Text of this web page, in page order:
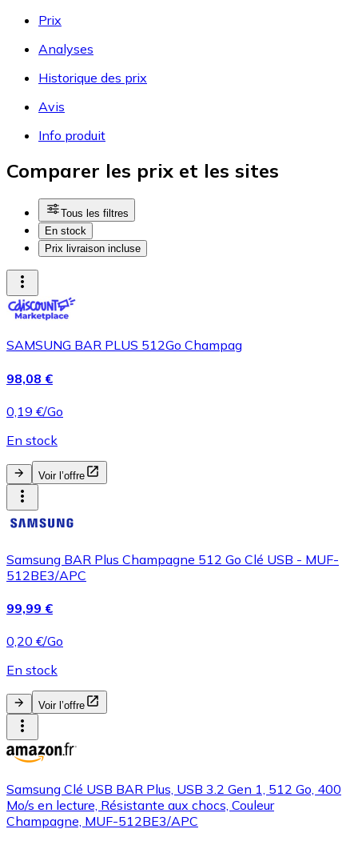
Prix
Analyses
Historique des prix
Avis
Info produit
Comparer les prix et les sites
Tous les filtres
En stock
Prix livraison incluse
SAMSUNG BAR PLUS 512Go Champag
98,08 €
0,19 €/Go
En stock
Voir l’offre
Samsung BAR Plus Champagne 512 Go Clé USB - MUF-
512BE3/APC
99,99 €
0,20 €/Go
En stock
Voir l’offre
Samsung Clé USB BAR Plus, USB 3.2 Gen 1, 512 Go, 400
Mo/s en lecture, Résistante aux chocs, Couleur
Champagne, MUF-512BE3/APC